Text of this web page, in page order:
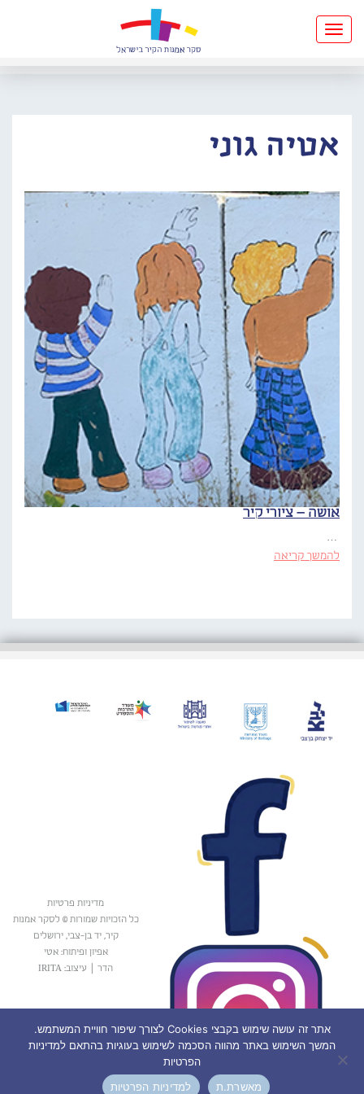
Toggle
navigation
אטיה גוני
אושה – ציורי קיר
…
להמשך קריאה
אתר זה עושה שימוש בקבצי Cookies לצורך שיפור חוויית המשתמש.
המשך השימוש באתר מהווה הסכמה לשימוש בעוגיות בהתאם למדיניות
הפרטיות
מאשרת.ת
למדיניות הפרטיות
מדיניות פרטיות
כל הזכויות שמורות © לסקר אמנות
קיר, יד בן-צבי, ירושלים
אפיון ופיתוח: אטי
הדר
עיצוב: IRITA